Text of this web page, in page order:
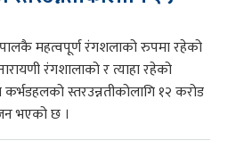
महत्वपूर्ण रंगशलाको रुपमा रहेको
रंगशालाको र त्याहा रहेको
कर्भडहलको स्तरउन्नतीकोलागि १२ करोड
भएको छ ।